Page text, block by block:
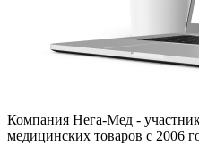
Компания Нега-Мед -
медицинских товаров с 2006